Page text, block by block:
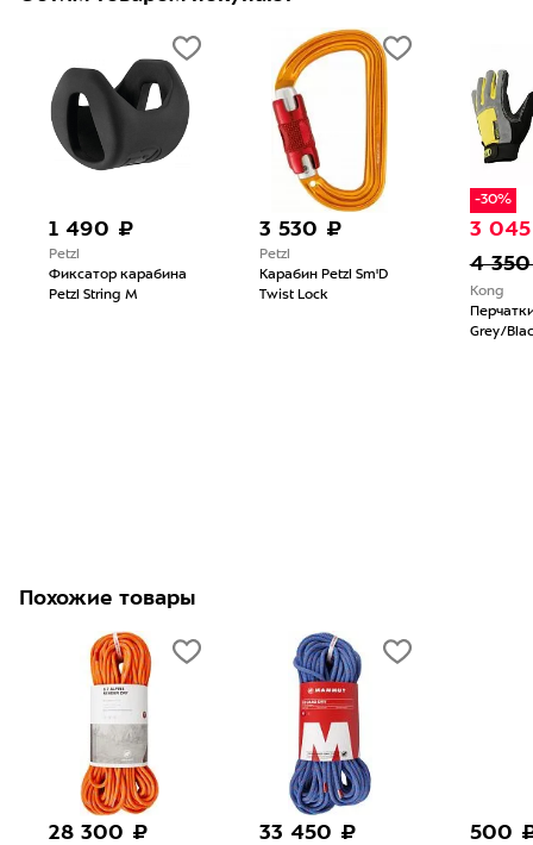
1 490 ₽
Petzl
Фиксатор карабина
Petzl String M
3 530 ₽
Petzl
Карабин Petzl Sm'D
Twist Lock
-30%
3
4
Kong
Grey/
Похожие товары
28 300 ₽ 33 450 ₽ 500